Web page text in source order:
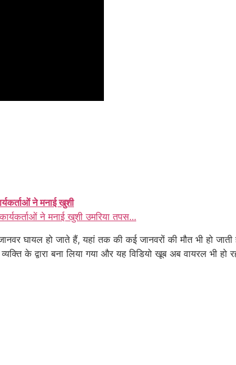
ने मनाई खुशी
ने मनाई खुशी उमरिया तपस...
घायल हो जाते हैं, यहां तक की कई जानवरों की मौत भी हो
के द्वारा बना लिया गया और यह विडियो खूब अब वायरल भी हो